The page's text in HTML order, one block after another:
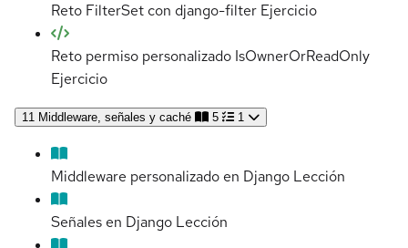
Reto FilterSet con django-filter Ejercicio
Reto permiso personalizado IsOwnerOrReadOnly
Ejercicio
11 Middleware, señales y caché 5 1
Middleware personalizado en Django Lección
Señales en Django Lección